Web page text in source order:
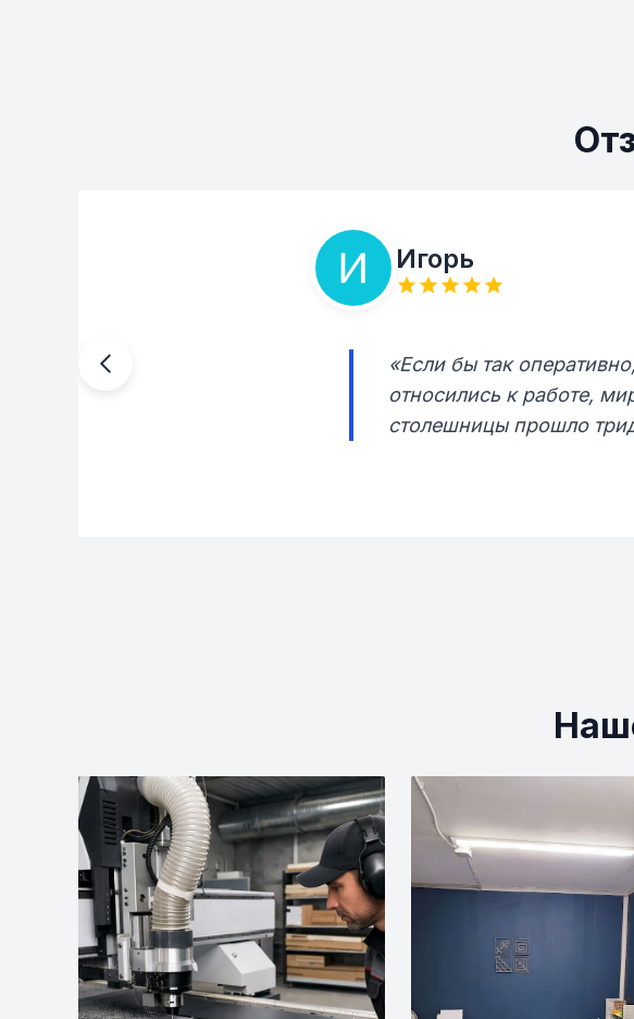
Игорь
«Если бы так
относились к работе,
столешницы прошло